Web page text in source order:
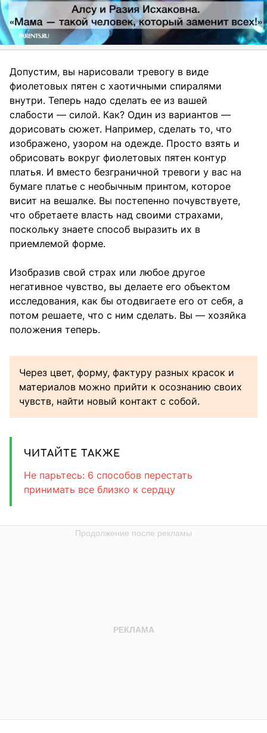
Допустим, вы нарисовали тревогу в виде
фиолетовых пятен с хаотичными спиралями
внутри. Теперь надо сделать ее из вашей
слабости — силой. Как? Один из вариантов —
дорисовать сюжет. Например, сделать то, что
изображено, узором на одежде. Просто взять и
обрисовать вокруг фиолетовых пятен контур
платья. И вместо безграничной тревоги у вас на
бумаге платье с необычным принтом, которое
висит на вешалке. Вы постепенно почувствуете,
что обретаете власть над своими страхами,
поскольку знаете способ выразить их в
приемлемой форме.
Изобразив свой страх или любое другое
негативное чувство, вы делаете его объектом
исследования, как бы отодвигаете его от себя, а
потом решаете, что с ним сделать. Вы — хозяйка
положения теперь.
Через цвет, форму, фактуру разных красок и
материалов можно прийти к осознанию своих
чувств, найти новый контакт с собой.
ЧИТАЙТЕ ТАКЖЕ
Не парьтесь: 6 способов перестать
принимать все близко к сердцу